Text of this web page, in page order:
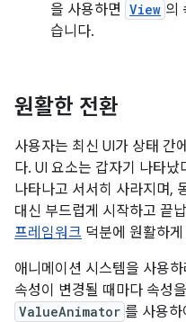
을 사용하면 View 의
습니다.
원활한 전환
사용자는 최신 UI가 상태 간
다. UI 요소는 갑자기 나타났
나타나고 서서히 사라지며,
대신 부드럽게 시작하고 끝
프레임워크 덕분에 원활하
애니메이션 시스템을 사용
속성이 변경될 때마다 속성
ValueAnimator 를 사용